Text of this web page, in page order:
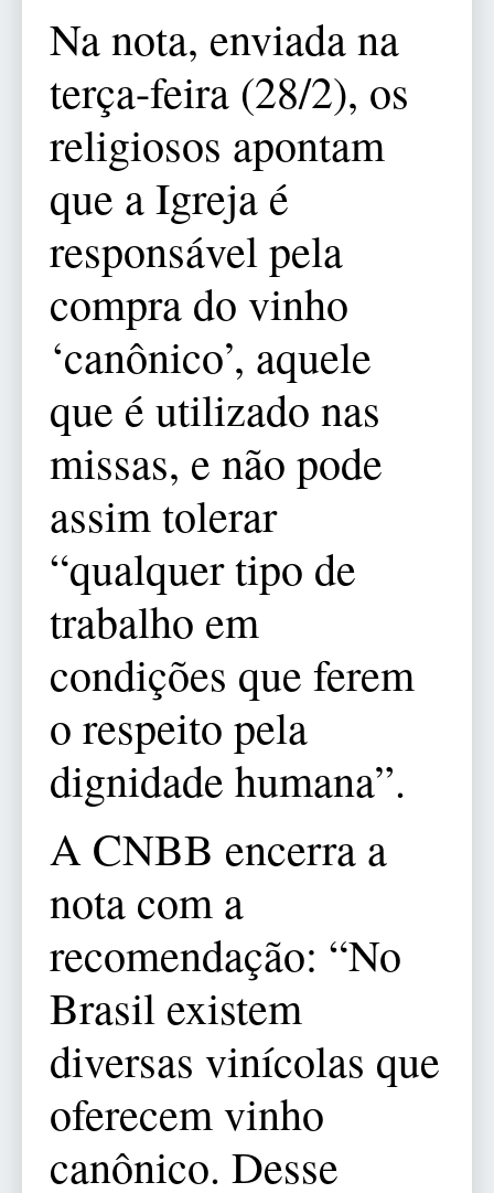
Na nota, enviada na
terça-feira (28/2), os
religiosos apontam
que a Igreja é
responsável pela
compra do vinho
‘canônico’, aquele
que é utilizado nas
missas, e não pode
assim tolerar
“qualquer tipo de
trabalho em
condições que ferem
o respeito pela
dignidade humana”.
A CNBB encerra a
nota com a
recomendação: “No
Brasil existem
diversas vinícolas que
oferecem vinho
canônico. Desse